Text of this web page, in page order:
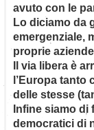
avuto con le
Lo diciamo da
emergenziale,
proprie
Il via libera è
l’Europa tanto
delle stesse
Infine siamo di
democratici di